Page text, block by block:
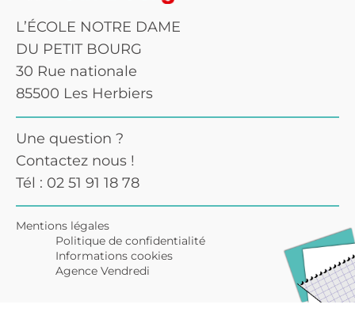
L’ÉCOLE NOTRE DAME
DU PETIT BOURG
30 Rue nationale
85500 Les Herbiers
Une question ?
Contactez nous !
Tél : 02 51 91 18 78
Mentions légales
Politique de confidentialité
Informations cookies
Agence Vendredi